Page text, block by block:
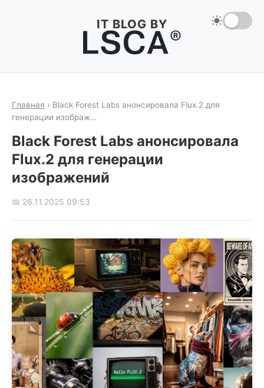
IT BLOG BY
Главная › Black Forest Labs анонсировала Flux.2 для
генерации изображ…
Black Forest Labs анонсировала
Flux.2 для генерации
изображений
📅 26.11.2025 09:53